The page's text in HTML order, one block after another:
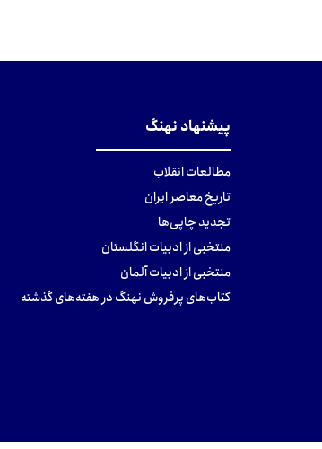
پیشنهاد نهنگ
مطالعات انقلاب
تاریخ معاصر ایران
تجدید چاپی‌ها
منتخبی از ادبیات انگلستان
منتخبی از ادبیات آلمان
کتاب‌های پرفروش نهنگ در هفته‌های گذشته